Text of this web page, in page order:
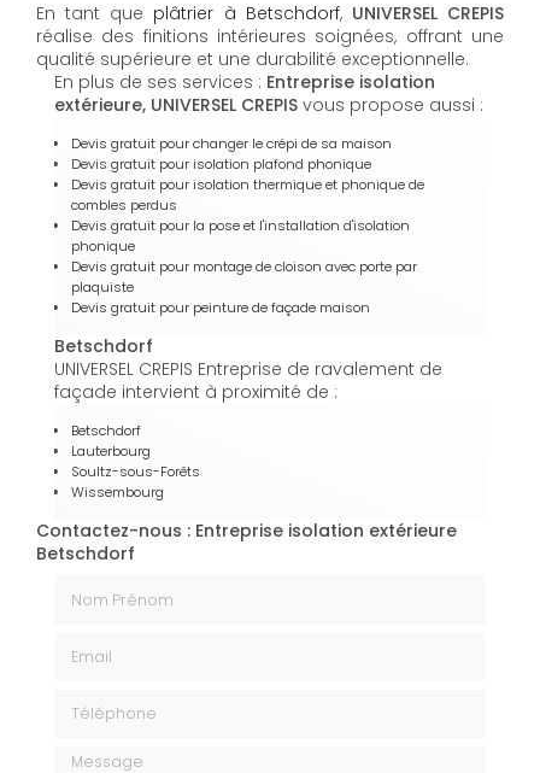
En tant que plâtrier à Betschdorf, UNIVERSEL CREPIS
réalise des finitions intérieures soignées, offrant une
qualité supérieure et une durabilité exceptionnelle.
En plus de ses services : Entreprise isolation
extérieure, UNIVERSEL CREPIS vous propose aussi :
Devis gratuit pour changer le crépi de sa maison
Devis gratuit pour isolation plafond phonique
Devis gratuit pour isolation thermique et phonique de
combles perdus
Devis gratuit pour la pose et l'installation d'isolation
phonique
Devis gratuit pour montage de cloison avec porte par
plaquiste
Devis gratuit pour peinture de façade maison
Betschdorf
UNIVERSEL CREPIS Entreprise de ravalement de
façade intervient à proximité de :
Betschdorf
Lauterbourg
Soultz-sous-Forêts
Wissembourg
Contactez-nous : Entreprise isolation extérieure
Betschdorf
Message